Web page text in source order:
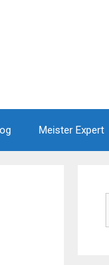
Meister Expert